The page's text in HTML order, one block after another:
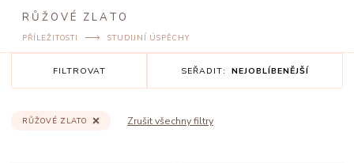
RŮŽOVÉ ZLATO
PŘÍLEŽITOSTI STUDIJNÍ ÚSPĚCHY
FILTROVAT SEŘADIT: NEJOBLÍBENĚJŠÍ
Zrušit všechny filtry
RŮŽOVÉ ZLATO